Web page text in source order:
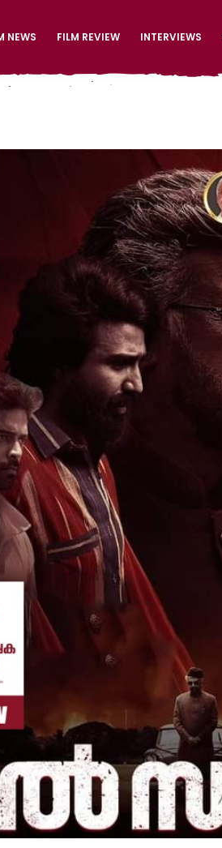
NEWS FILM REVIEW INTERVIEWS